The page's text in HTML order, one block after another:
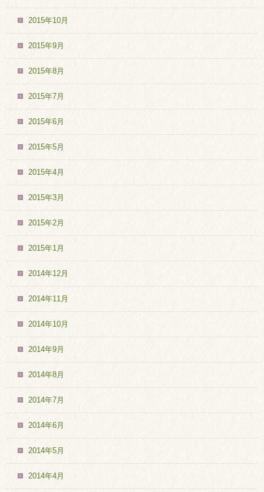
2015年10月
2015年9月
2015年8月
2015年7月
2015年6月
2015年5月
2015年4月
2015年3月
2015年2月
2015年1月
2014年12月
2014年11月
2014年10月
2014年9月
2014年8月
2014年7月
2014年6月
2014年5月
2014年4月